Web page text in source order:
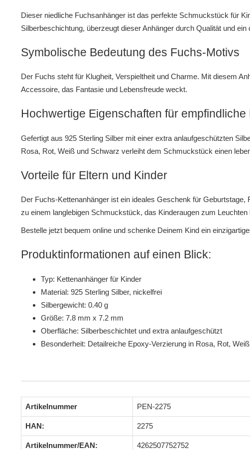
Dieser niedliche Fuchsanhänger ist das perfekte Schmuckstück für
Silberbeschichtung, überzeugt dieser Anhänger durch Qualität und ein
Symbolische Bedeutung des Fuchs-Motivs
Der Fuchs steht für Klugheit, Verspieltheit und Charme. Mit diesem
Accessoire, das Fantasie und Lebensfreude weckt.
Hochwertige Eigenschaften für empfindliche
Gefertigt aus 925 Sterling Silber mit einer extra anlaufgeschützten
Rosa, Rot, Weiß und Schwarz verleiht dem Schmuckstück einen
Vorteile für Eltern und Kinder
Der Fuchs-Kettenanhänger ist ein ideales Geschenk für
zu einem langlebigen Schmuckstück, das Kinderaugen zum Leuchten
Bestelle jetzt bequem online und schenke Deinem Kind ein
Produktinformationen auf einen Blick:
Typ: Kettenanhänger für Kinder
Material: 925 Sterling Silber, nickelfrei
Silbergewicht: 0.40 g
Größe: 7.8 mm x 7.2 mm
Oberfläche: Silberbeschichtet und extra anlaufgeschützt
Besonderheit: Detailreiche Epoxy-Verzierung in Rosa, Rot,
Artikelnummer PEN-2275
HAN: 2275
Artikelnummer/EAN: 4262507752752